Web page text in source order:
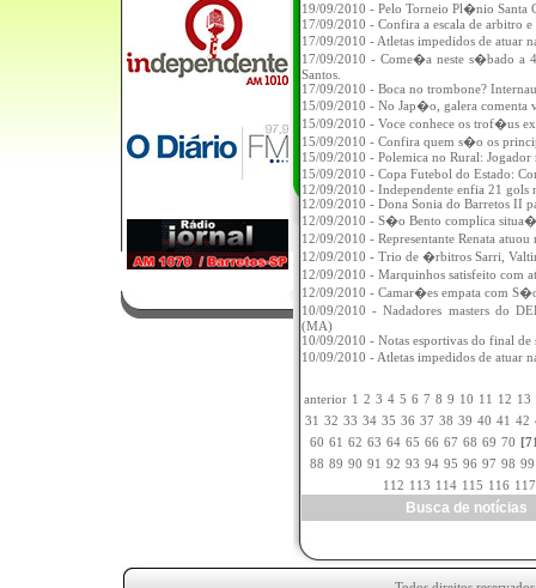
19/09/2010 - Pelo Torneio Pl�nio Santa
17/09/2010 - Confira a escala de arbitro e
17/09/2010 - Atletas impedidos de
17/09/2010 - Come�a neste
Santos.
17/09/2010 - Boca no trombone?
15/09/2010 - No Jap�o, galera comenta
15/09/2010 - Voce conhece os trof�us
15/09/2010 - Confira quem s�o os
15/09/2010 - Polemica no Rural:
15/09/2010 - Copa Futebol do Estado:
12/09/2010 - Independente enfia 21 gols
12/09/2010 - Dona Sonia do Barretos II
12/09/2010 - S�o Bento complica
12/09/2010 - Representante Renata
12/09/2010 - Trio de �rbitros Sarri,
12/09/2010 - Marquinhos satisfeito
12/09/2010 - Camar�es empata com
10/09/2010 - Nadadores masters do
(MA)
10/09/2010 - Notas esportivas do final
10/09/2010 - Atletas impedidos de
anterior 1 2 3 4 5 6 7 8 9 10 11 12 13
31 32 33 34 35 36 37 38 39 40 41 42
60 61 62 63 64 65 66 67 68 69 70
88 89 90 91 92 93 94 95 96 97 98 99
112 113 114 115 116 117
Busca de